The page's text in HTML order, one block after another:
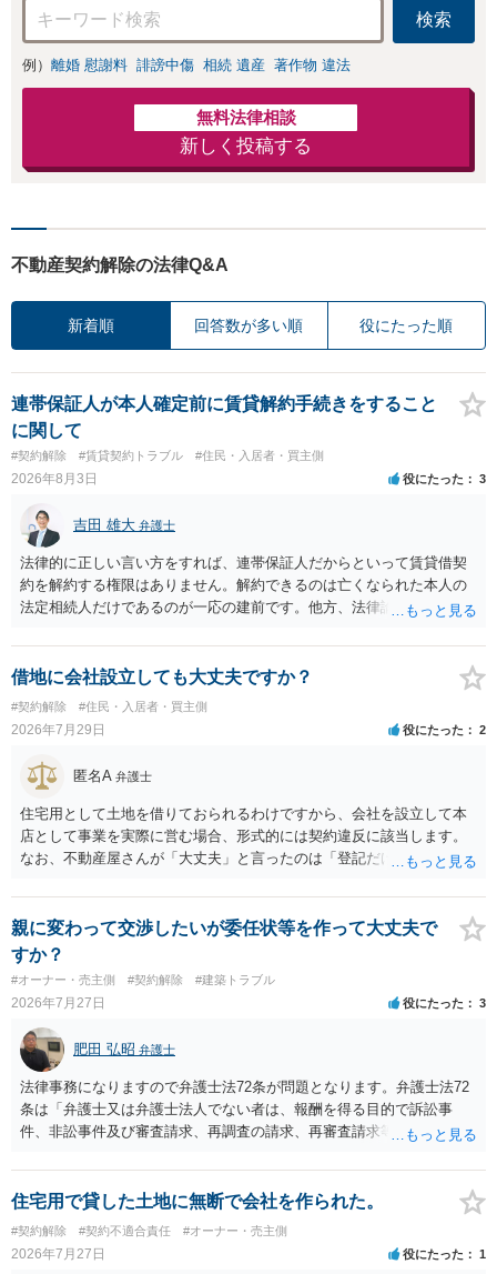
検索
例） 離婚 慰謝料 誹謗中傷 相続 遺産 著作物 違法
無料法律相談
新しく投稿する
不動産契約解除の法律Q&A
新着順 回答数が多い順 役にたった順
連帯保証人が本人確定前に賃貸解約手続きをすること
に関して
#契約解除 #賃貸契約トラブル #住民・入居者・買主側
2026年8月3日 役にたった 3
吉田 雄大 弁護士
法律的に正しい言い方をすれば、連帯保証人だからといって賃貸借契
約を解約する権限はありません。解約できるのは亡くなられた本人の
法定相続人だけであるのが一応の建前です。他方、法律論はさてお
する動機づけがなくなります。 今回進められつつある手続はあくまで
も、建物を賃貸人に一日も早く明け渡すための便宜的方法として理解
するのが良いと思います。またその方法で進めた方が、連帯保証人で
あるお知り合いさんにとっても、自身の経済的負担を最小限に食い止
められるため望ましいやり方だといえます。
借地に会社設立しても大丈夫ですか？
#契約解除 #住民・入居者・買主側
2026年7月29日 役にたった 2
匿名A 弁護士
住宅用として土地を借りておられるわけですから、会社を設立して本
店として事業を実際に営む場合、形式的には契約違反に該当します。
なお、不動産屋さんが「大丈夫」と言ったのは「登記だけなら実務上
れますが、これは法的な保証ではありません。 ただ、解除まで認めら
れるかどうかについては信頼関係が破壊されたかどうかで判断されま
すので、建物を事務所・店舗用に大きく改築する等までなさらない限
り、リスクはそれほど大きくないかもしれません。 しかしそれでも、
大家さんが契約違反を口実に、将来の更新時に更新料の上乗せを要求
したり、立ち退きを迫る材料に使ったりする可能性は否定できませ
ん。
親に変わって交渉したいが委任状等を作って大丈夫で
すか？
#オーナー・売主側 #契約解除 #建築トラブル
2026年7月27日 役にたった 3
肥田 弘昭 弁護士
法律事務になりますので弁護士法72条が問題となります。弁護士法72
条は「弁護士又は弁護士法人でない者は、報酬を得る目的で訴訟事
件、非訟事件及び審査請求、再調査の請求、再審査請求等行政庁に対
しくは和解その他の法律事務を取り扱い、又はこれらの周旋をするこ
とを業とすることができない。ただし、この法律又は他の法律に別段
の定めがある場合は、この限りでない。」とのことから、報酬を得る
目的がないのであれば適法です。なぜなら、弁護士法72条に違反しな
いのであれば、委任については無償で委任者が受任者に委任できるか
住宅用で貸した土地に無断で会社を作られた。
#契約解除 #契約不適合責任 #オーナー・売主側
2026年7月27日 役にたった 1